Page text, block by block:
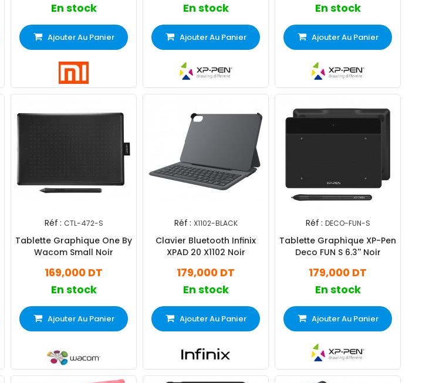
En stock
Ajouter Au Panier
En stock
Ajouter Au Panier
En stock
Ajouter Au Panier
Réf : CTL-472-S
Tablette Graphique One By
Wacom Small Noir
169,000 DT
En stock
Ajouter Au Panier
Réf : X1102-BLACK
Clavier Bluetooth Infinix
XPAD 20 X1102 Noir
179,000 DT
En stock
Ajouter Au Panier
Réf : DECO-FUN-S
Tablette Graphique XP-Pen
Deco FUN S 6.3'' Noir
179,000 DT
En stock
Ajouter Au Panier